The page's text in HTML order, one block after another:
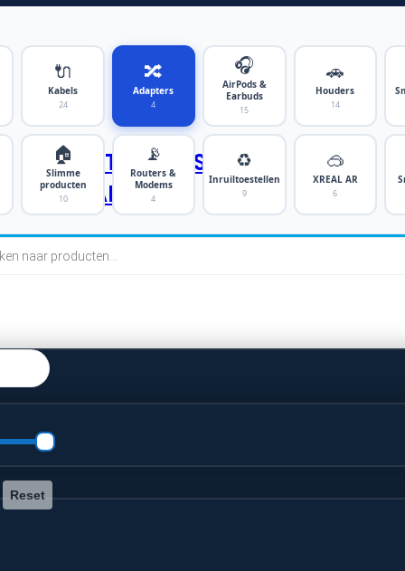
SMARTPHONES
TABLETS
🔌
Kabels
24
🔀
Adapters
4
🎧
AirPods &
Earbuds
15
🚗
Houders
14
🏠
Slimme
producten
10
📡
Routers &
Modems
4
♻️
Inruiltoestellen
9
🥽
XREAL AR
6
Reset